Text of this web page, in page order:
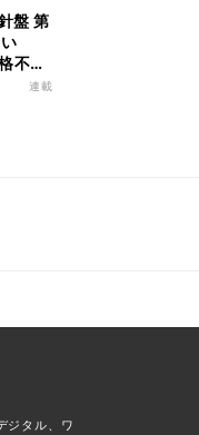
盤 第
不一
連載
ジタル、ワ